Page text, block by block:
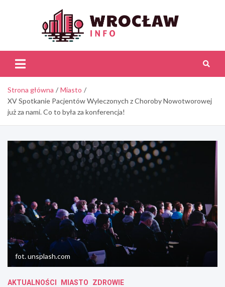
Strona główna
Miasto
XV Spotkanie Pacjentów Wyleczonych z Choroby Nowotworowej
już za nami. Co to była za konferencja!
fot. unsplash.com
AKTUALNOŚCI MIASTO ZDROWIE